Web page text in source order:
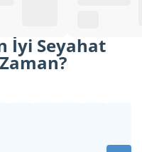
İyi Seyahat